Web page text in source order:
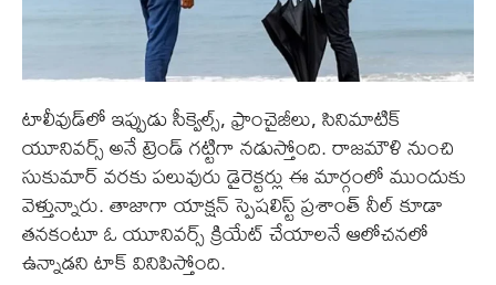
టాలీవుడ్‌లో ఇప్పుడు సీక్వెల్స్, ఫ్రాంచైజీలు, సినిమాటిక్
యూనివర్స్ అనే ట్రెండ్ గట్టిగా నడుస్తోంది. రాజమౌళి నుంచి
సుకుమార్ వరకు పలువురు డైరెక్టర్లు ఈ మార్గంలో ముందుకు
వెళ్తున్నారు. తాజాగా యాక్షన్ స్పెషలిస్ట్ ప్రశాంత్ నీల్ కూడా
తనకంటూ ఓ యూనివర్స్ క్రియేట్ చేయాలనే ఆలోచనలో
ఉన్నాడని టాక్ వినిపిస్తోంది.